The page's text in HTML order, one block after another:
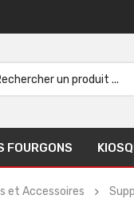
FOURGONS
et Accessoires